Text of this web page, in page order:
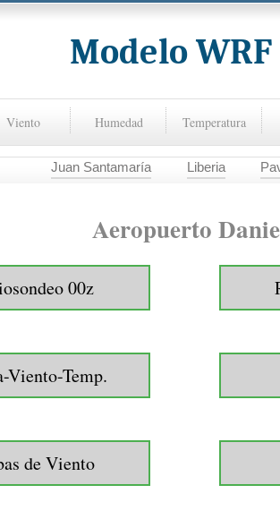
Modelo WRF
Viento Humedad Temperatura
Juan Santamaría Liberia
Aeropuerto
00z
Viento-Temp.
de Viento